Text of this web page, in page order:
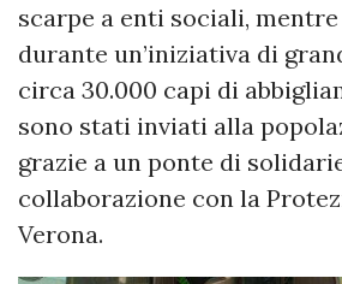
scarpe a enti sociali, mentre
durante un’iniziativa di
circa 30.000 capi di
sono stati inviati alla
grazie a un ponte di
collaborazione con la
Verona.